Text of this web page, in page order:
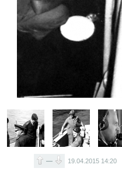
— 19.04.2015 14:20